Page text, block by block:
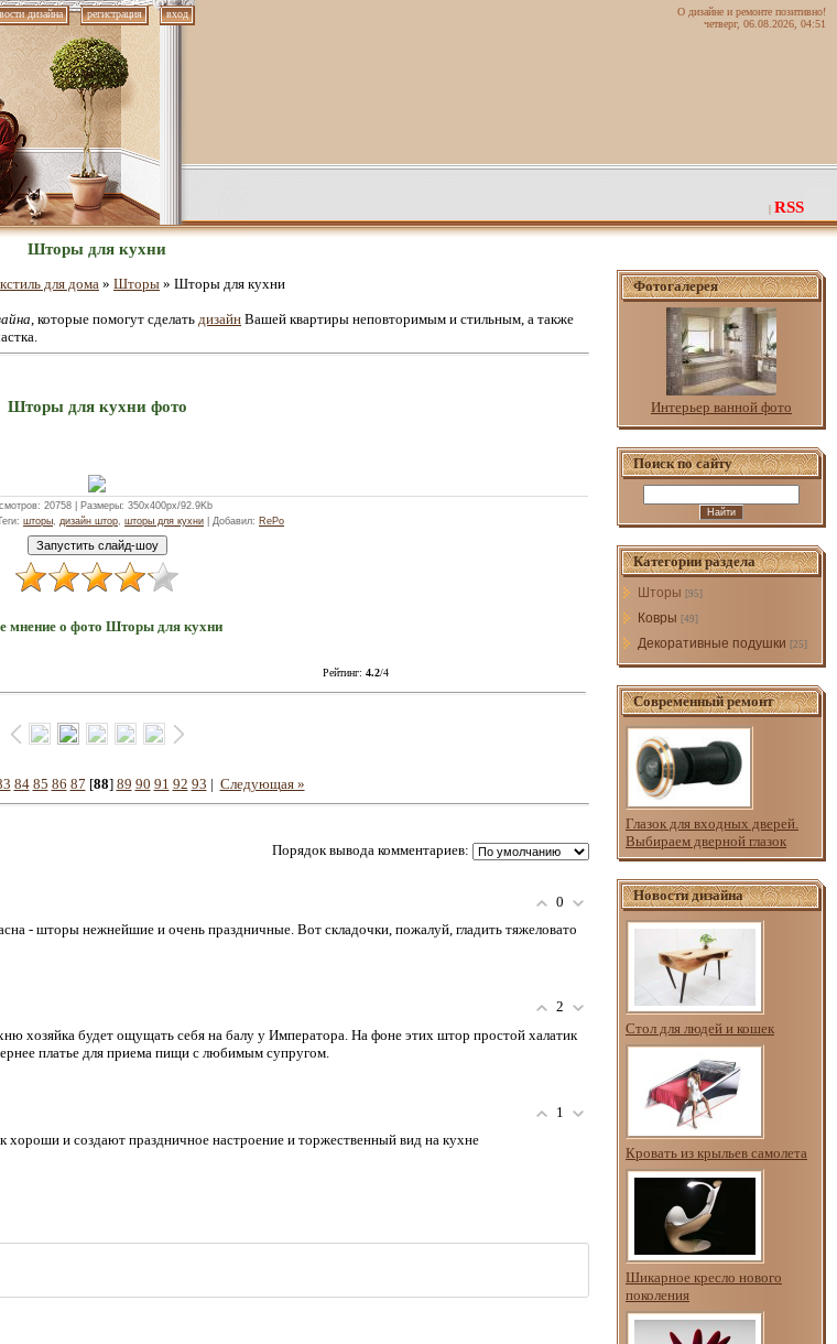
дизайна регистрация вход
О дизайне и ремонте позитивно!
четверг, 06.08.2026, 04:51
| RSS
Шторы для кухни
для дома » Шторы » Шторы для кухни
, которые помогут сделать дизайн Вашей квартиры неповторимым и стильным, а также
Шторы для кухни фото
: 20758 | Размеры: 350x400px/92.9Kb
: шторы дизайн штор шторы для кухни Добавил: RePo
мнение о фото Шторы для кухни
Рейтинг: 4.2/4
84 85 86 87 [88] 89 90 91 92 93 | Следующая »
Порядок вывода комментариев:
0
- шторы нежнейшие и очень праздничные. Вот складочки, пожалуй, гладить тяжеловато
2
хозяйка будет ощущать себя на балу у Императора. На фоне этих штор простой халатик
платье для приема пищи с любимым супругом.
1
хороши и создают праздничное настроение и торжественный вид на кухне
Фотогалерея
Интерьер ванной фото
Поиск по сайту
Категории раздела
Шторы [95]
Ковры [49]
Декоративные подушки [25]
Современный ремонт
Глазок для входных дверей.
Выбираем дверной глазок
Новости дизайна
Стол для людей и кошек
Кровать из крыльев самолета
Шикарное кресло нового
поколения